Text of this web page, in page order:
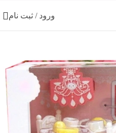
ورود / ثبت نام